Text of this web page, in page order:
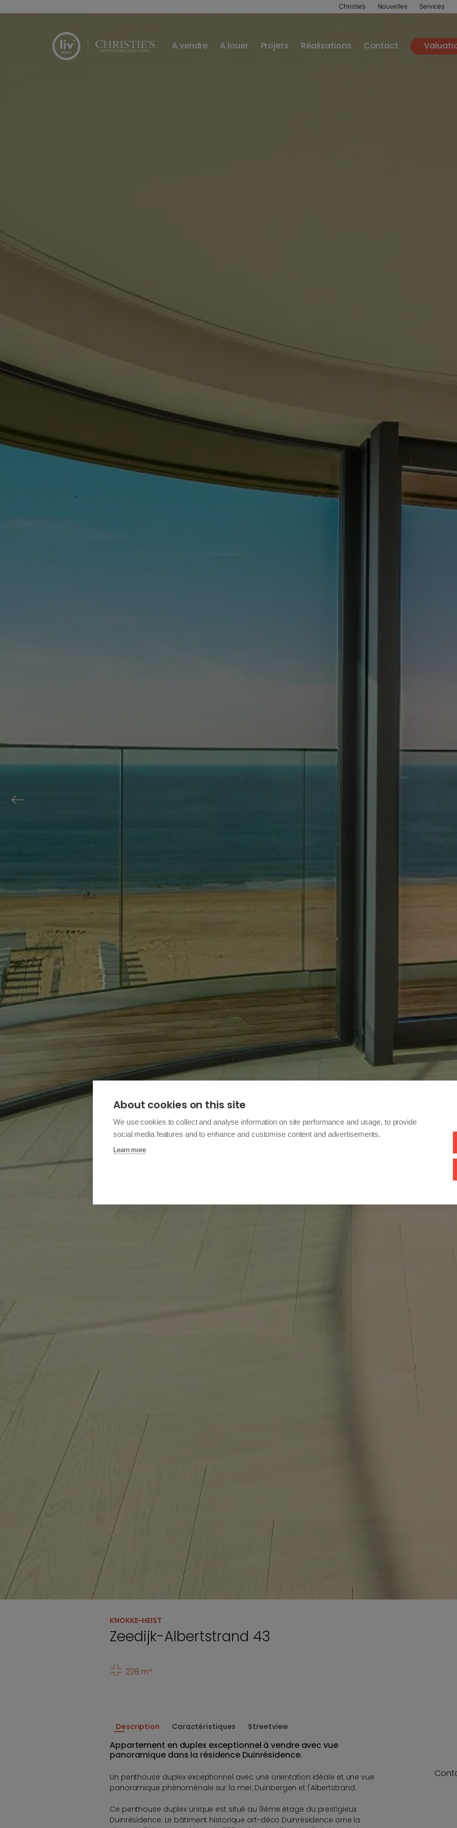
Christie's Nouvelles Services
A vendre A louer Projets Réalisations Contact
KNOKKE-HEIST
Zeedijk-Albertstrand 43
228 m²
Description Caractéristiques Streetview
Appartement en duplex exceptionnel à vendre avec vue
panoramique dans la résidence Duinrésidence.
Un penthouse duplex exceptionnel avec une orientation idéale et une vue
panoramique phénoménale sur la mer, Duinbergen et l'Albertstrand.
Ce penthouse duplex unique est situé au 9ème étage du prestigieux
Duinrésidence. Le bâtiment historique art-déco Duinrésidence orne la
About cookies on this site
We use cookies to collect and analyse information on site performance and usage, to provide
social media features and to enhance and customise content and advertisements.
Learn more